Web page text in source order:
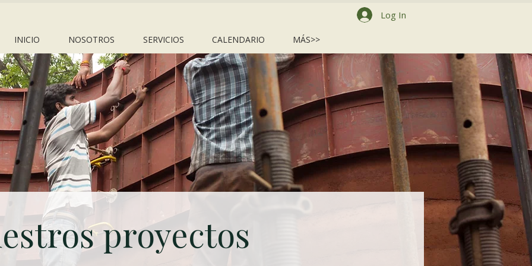
INICIO NOSOTROS SERVICIOS CALENDARIO MÁS>>
Log In
proyectos